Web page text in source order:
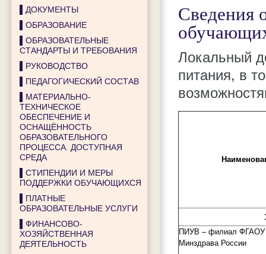
Сведения
Локальный
питания, в
ПИУВ – филиал
Минздрава России
▌ДОКУМЕНТЫ
▌ОБРАЗОВАНИЕ
▌ОБРАЗОВАТЕЛЬНЫЕ
СТАНДАРТЫ И ТРЕБОВАНИЯ
▌РУКОВОДСТВО
▌ПЕДАГОГИЧЕСКИЙ СОСТАВ
▌МАТЕРИАЛЬНО-
ТЕХНИЧЕСКОЕ
ОБЕСПЕЧЕНИЕ И
ОСНАЩЁННОСТЬ
ОБРАЗОВАТЕЛЬНОГО
ПРОЦЕССА. ДОСТУПНАЯ
СРЕДА
▌СТИПЕНДИИ И МЕРЫ
ПОДДЕРЖКИ ОБУЧАЮЩИХСЯ
▌ПЛАТНЫЕ
ОБРАЗОВАТЕЛЬНЫЕ УСЛУГИ
▌ФИНАНСОВО-
ХОЗЯЙСТВЕННАЯ
ДЕЯТЕЛЬНОСТЬ